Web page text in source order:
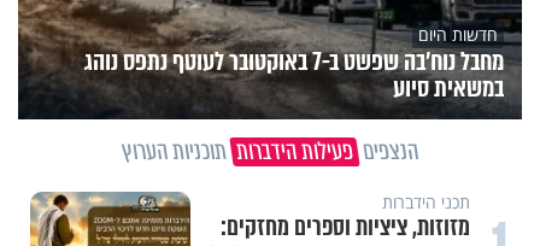
חדשות היום
מחבל נוח'בה שפשט ב-7 באוקטובר לעוטף נתפס נוהג
במשאית סיוע
הנצפים פעילות הידברות תוכניות הערוץ
תכני הידברות
מזוזות, ציציות וספרים מחזקים: